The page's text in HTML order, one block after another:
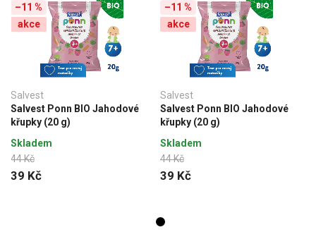
–11 %
akce
Salvest
Salvest Ponn BIO Jahodové
křupky (20 g)
44 Kč
39 Kč
Skladem
–11 %
akce
Salvest
Salvest Ponn BIO Jahodové
křupky (20 g)
44 Kč
39 Kč
Skladem